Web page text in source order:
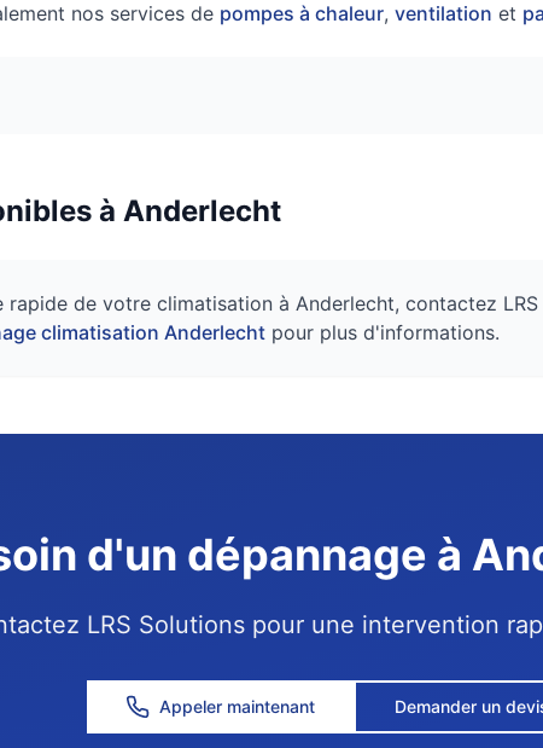
nos services de pompes à chaleur, ventilation et
à Anderlecht
rapide de votre climatisation à Anderlecht, contactez
climatisation Anderlecht pour plus d'informations.
d'un dépannage à
LRS Solutions pour une intervention
Appeler maintenant Demander un